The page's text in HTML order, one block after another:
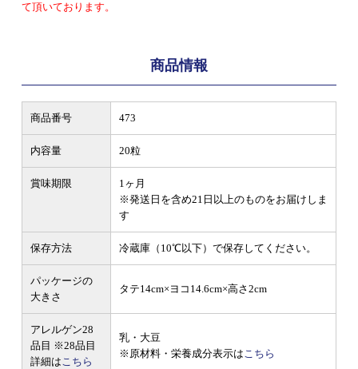
て頂いております。
商品情報
商品番号 473
内容量 20粒
賞味期限
1ヶ月
※発送日を含め21日以上のものをお届けしま
す
保存方法 冷蔵庫（10℃以下）で保存してください。
パッケージの
大きさ
タテ14cm×ヨコ14.6cm×高さ2cm
アレルゲン28
品目 ※28品目
詳細はこちら
乳・大豆
※原材料・栄養成分表示はこちら